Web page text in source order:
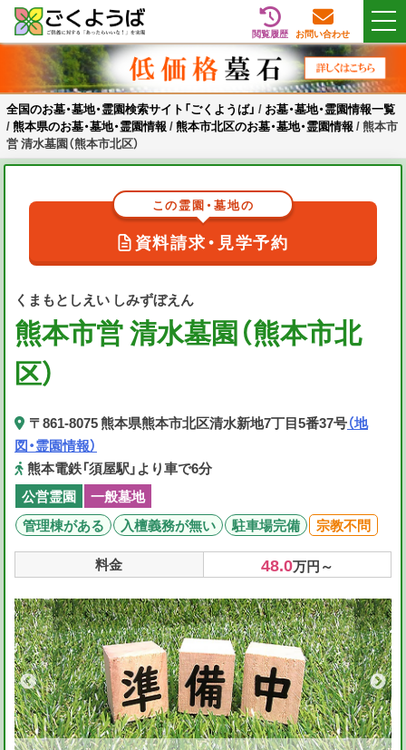
Skip
content
全国のお墓・墓地・霊園検索サイト「ごくようば」
ご供養をもっと身近に
閲覧履歴 お問い合わせ
全国のお墓・墓地・霊園検索サイト「ごくようば」 / お墓・墓地・霊園情報一覧
/熊本県のお墓・墓地・霊園情報 /熊本市北区のお墓・墓地・霊園情報 /熊本市
営 清水墓園（熊本市北区）
くまもとしえい しみずぼえん
熊本市営 清水墓園（熊本市北
区）
〒861-8075 熊本県熊本市北区清水新地7丁目5番37号（地
図・霊園情報）
熊本電鉄「須屋駅」より車で6分
この霊園・墓地の
資料請求・見学予約
公営霊園
一般墓地
管理棟がある
入檀義務が無い 駐車場完備
宗教不問
料金
48.0万円～